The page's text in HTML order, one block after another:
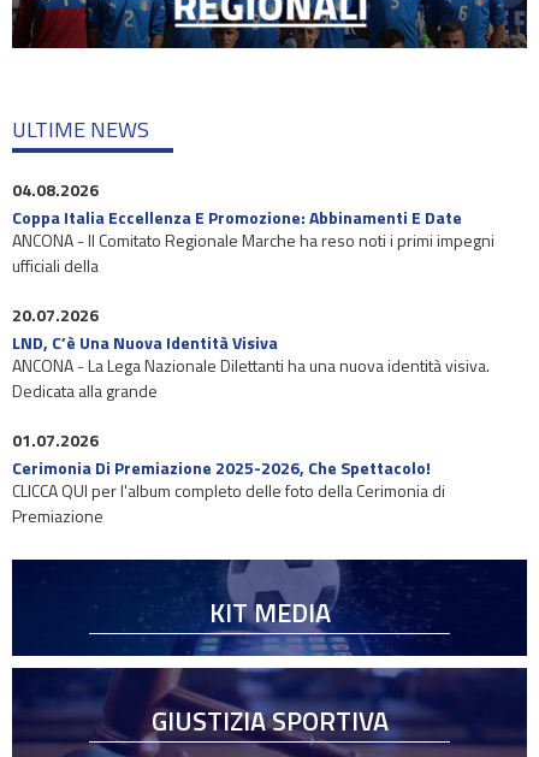
ULTIME NEWS
04.08.2026
Coppa Italia Eccellenza E Promozione: Abbinamenti E Date
ANCONA - Il Comitato Regionale Marche ha reso noti i primi impegni
ufficiali della
20.07.2026
LND, C’è Una Nuova Identità Visiva
ANCONA - La Lega Nazionale Dilettanti ha una nuova identità visiva.
Dedicata alla grande
01.07.2026
Cerimonia Di Premiazione 2025-2026, Che Spettacolo!
CLICCA QUI per l'album completo delle foto della Cerimonia di
Premiazione
KIT MEDIA
GIUSTIZIA SPORTIVA